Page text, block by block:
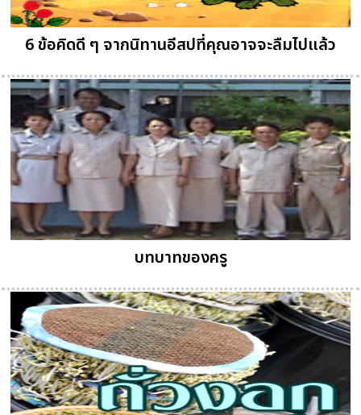
6 ข้อคิดดี ๆ จากนิทานอีสปที่คุณอาจจะลืมไปแล้ว
บทบาทของครู